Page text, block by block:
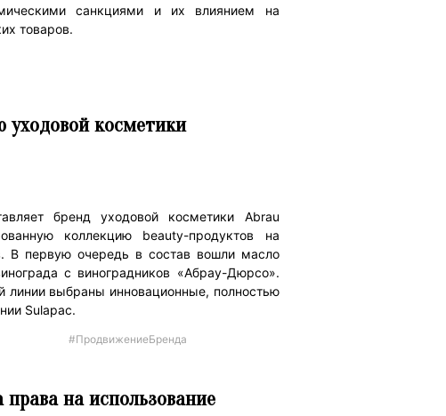
санкциями и их влиянием на
товаров.
уходовой косметики
бренд уходовой косметики Abrau
коллекцию beauty-продуктов на
В первую очередь в состав вошли масло
с виноградников «Абрау-Дюрсо».
линии выбраны инновационные, полностью
Sulapac.
#ПродвижениеБренда
на использование